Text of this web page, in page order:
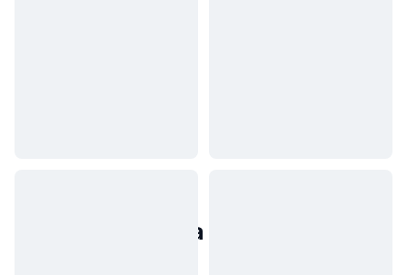
Populárne aktíva z reálneho